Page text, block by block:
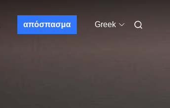
απόσπασμα Greek